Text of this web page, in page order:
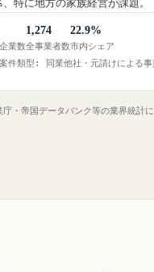
業数
1,274
全事業者数
22.9%
市内シェア
件類型: 同業他社・元請けによる事
・帝国データバンク等の業界統計に